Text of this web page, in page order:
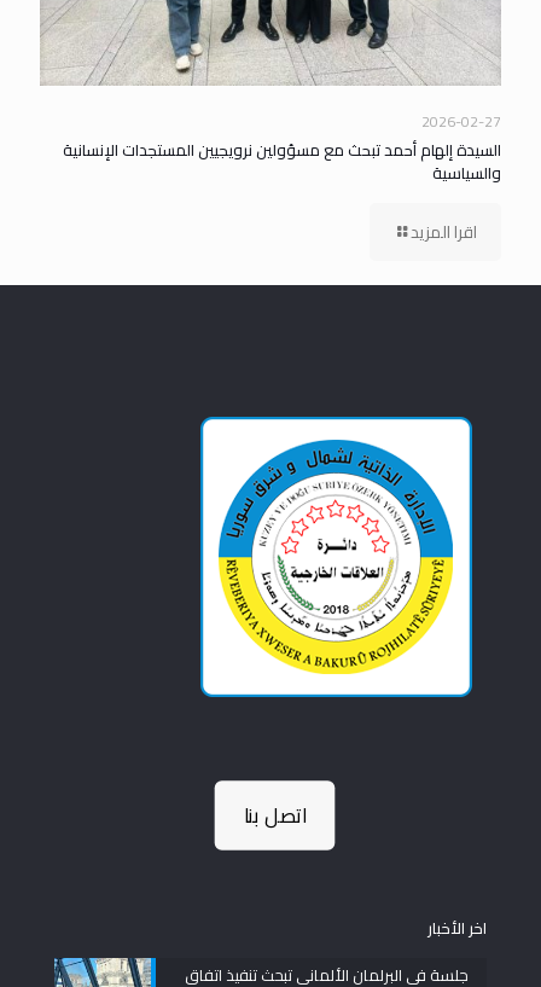
2026-02-27
السيدة إلهام أحمد تبحث مع مسؤولين نرويجيين المستجدات الإنسانية
والسياسية
اقرا المزيد
اتصل بنا
اخر الأخبار
جلسة في البرلمان الألماني تبحث تنفيذ اتفاق